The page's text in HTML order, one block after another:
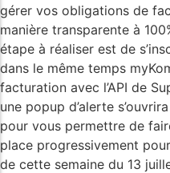
gérer vos obligations de
manière transparente à
étape à réaliser est de
dans le même temps
facturation avec l’API de
une popup d’alerte
pour vous permettre de
place progressivement
de cette semaine du 13